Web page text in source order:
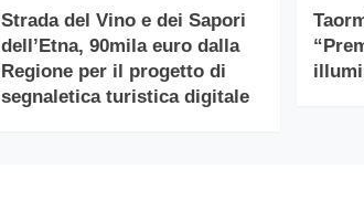
Strada del Vino e dei Sapori
dell’Etna, 90mila euro dalla
Regione per il progetto di
segnaletica turistica digitale